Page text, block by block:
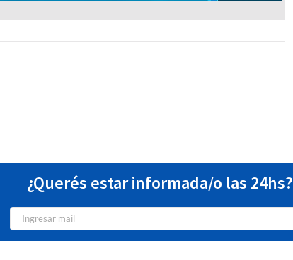
¿Querés estar informada/o las 24hs?